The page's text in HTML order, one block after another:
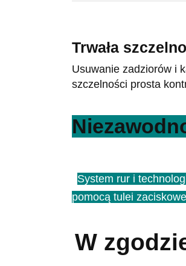
Trwała
Usuwanie zadziorów i
szczelności prosta
System rur i
pomocą tulei
W